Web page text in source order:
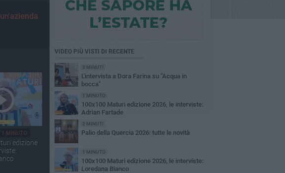
1 MINUTO
edizione
VIDEO PIÙ VISTI DI RECENTE
3 MINUTI
L'intervista a Dora Farina su "Acqua in
bocca"
1 MINUTO
100x100 Maturi edizione 2026, le interviste:
Adrian Fartade
2 MINUTI
Palio della Quercia 2026: tutte le novità
1 MINUTO
100x100 Maturi edizione 2026, le interviste:
Loredana Bianco